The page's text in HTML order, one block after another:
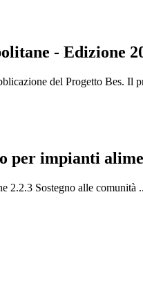
- Edizione
del Progetto Bes. Il
per impianti
2.2.3 Sostegno alle comunità